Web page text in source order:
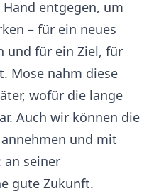
entgegen, um
– für ein neues
und für ein Ziel, für
Mose nahm diese
wofür die lange
Auch wir können die
und mit
an seiner
gute Zukunft.